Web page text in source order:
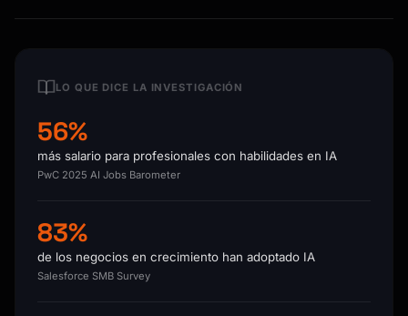
LO QUE DICE LA INVESTIGACIÓN
56%
más salario para profesionales con habilidades en IA
PwC 2025 AI Jobs Barometer
83%
de los negocios en crecimiento han adoptado IA
Salesforce SMB Survey